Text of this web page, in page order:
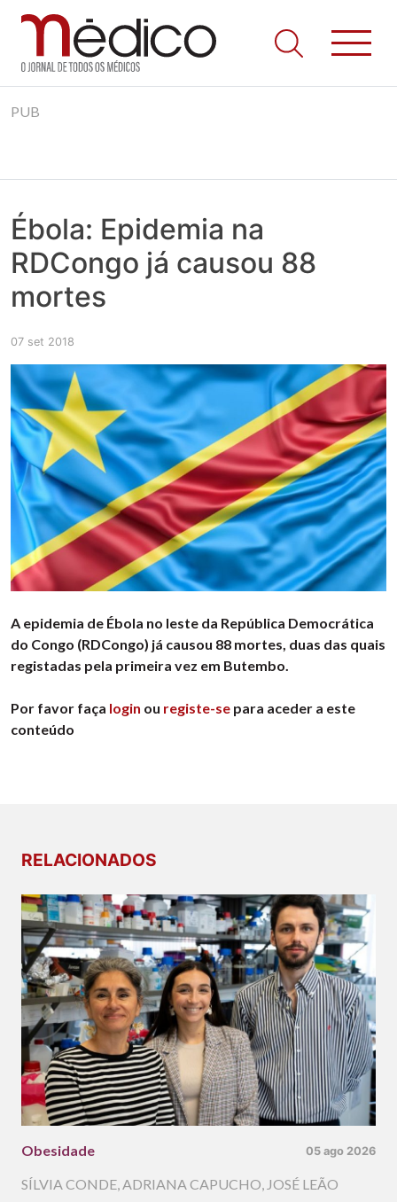
to
Jornal Médico
Médico – O Jornal de Todos os Médicos. Onde as notícias
realmente contam! Tudo o que se passa na Saúde!
PUB
Ébola: Epidemia na
RDCongo já causou 88
mortes
07 set 2018
A epidemia de Ébola no leste da República Democrática
do Congo (RDCongo) já causou 88 mortes, duas das quais
registadas pela primeira vez em Butembo.
Por favor faça login ou registe-se para aceder a este
conteúdo
RELACIONADOS
Obesidade 05 ago 2026
SÍLVIA CONDE,ADRIANA CAPUCHO, JOSÉ LEÃO